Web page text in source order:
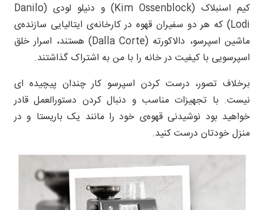
کیم اسنبلاک (Kim Ossenblock) و دنیلو لودی (Danilo
Lodi) که هر دو سفیران قهوه در کارخانه‌ی ایتالیایی سازنده‌ی
ماشین اسپرسو، دالاکورته (Dalla Corte) هستند، اسرار خلق
اسپرسویی با کیفیت در خانه را با من به اشتراک گذاشتند.
برخلاف تصور، درست کردن اسپرسو کار چندان پیچیده ای
نیست. با تجهیزات مناسب و دنبال کردن دستورالعمل قادر
خواهید بود نوشیدنی قهوه‌ی خود را مانند یک باریستا و در
منزل خودتان درست کنید.